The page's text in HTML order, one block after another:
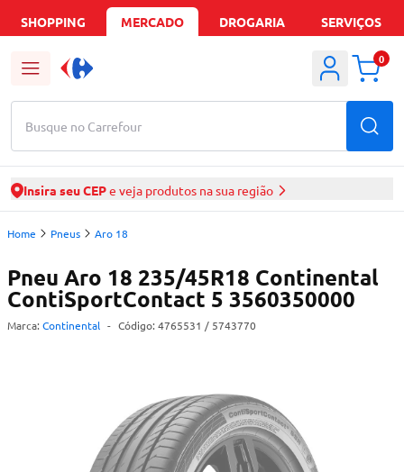
SHOPPING MERCADO DROGARIA SERVIÇOS
Busque no Carrefour
0
Insira seu CEPe veja produtos na sua região
Home Pneus Aro 18
Pneu Aro 18 235/45R18 Continental
ContiSportContact 5 3560350000
Marca: Continental - Código: 4765531 / 5743770